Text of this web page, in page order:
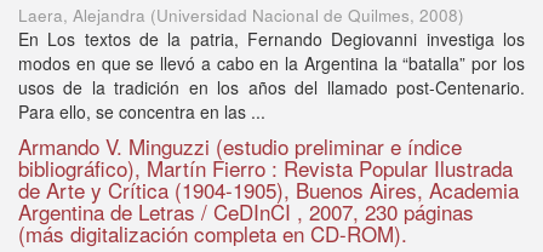
Laera, Alejandra (Universidad Nacional de Quilmes, 2008)
En Los textos de la patria, Fernando Degiovanni investiga los
modos en que se llevó a cabo en la Argentina la “batalla” por los
usos de la tradición en los años del llamado post-Centenario.
Para ello, se concentra en las ...
Armando V. Minguzzi (estudio preliminar e índice
bibliográfico), Martín Fierro : Revista Popular Ilustrada
de Arte y Crítica (1904-1905), Buenos Aires, Academia
Argentina de Letras / CeDInCI , 2007, 230 páginas
(más digitalización completa en CD-ROM).